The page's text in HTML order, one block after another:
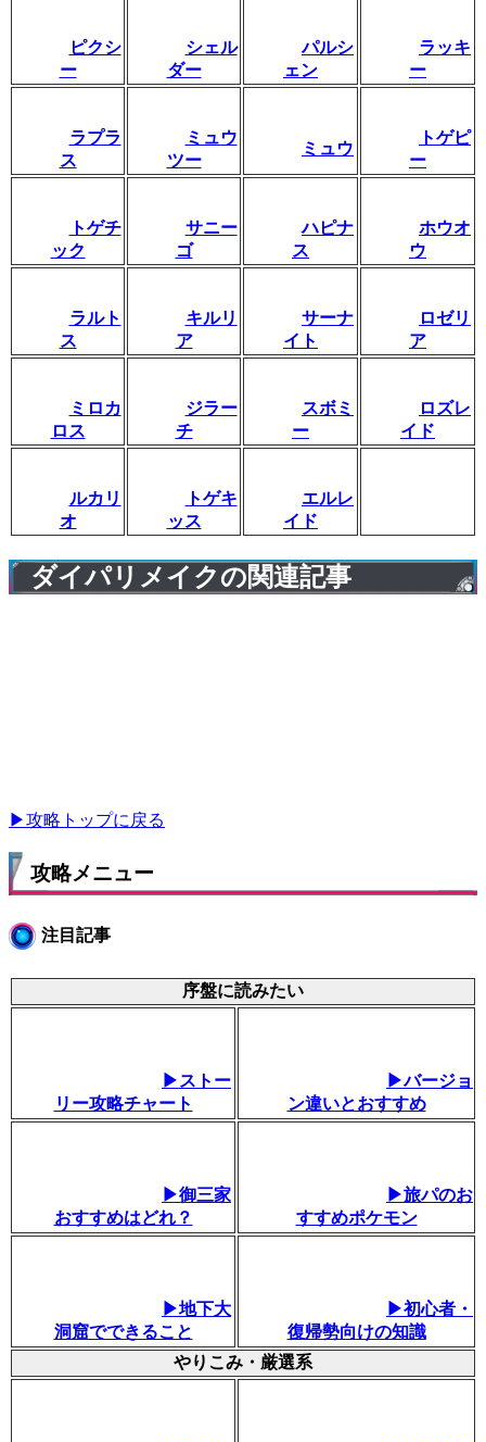
ピクシ
ー
シェル
ダー
パルシ
ェン
ラッキ
ー
ラプラ
ス
ミュウ
ツー
ミュウ
トゲピ
ー
トゲチ
ック
サニー
ゴ
ハピナ
ス
ホウオ
ウ
ラルト
ス
キルリ
ア
サーナ
イト
ロゼリ
ア
ミロカ
ロス
ジラー
チ
スボミ
ー
ロズレ
イド
ルカリ
オ
トゲキ
ッス
エルレ
イド
ダイパリメイクの関連記事
▶攻略トップに戻る
攻略メニュー
注目記事
序盤に読みたい
▶ストー
リー攻略チャート
▶バージョ
ン違いとおすすめ
▶御三家
おすすめはどれ？
▶旅パのお
すすめポケモン
▶地下大
洞窟でできること
▶初心者・
復帰勢向けの知識
やりこみ・厳選系